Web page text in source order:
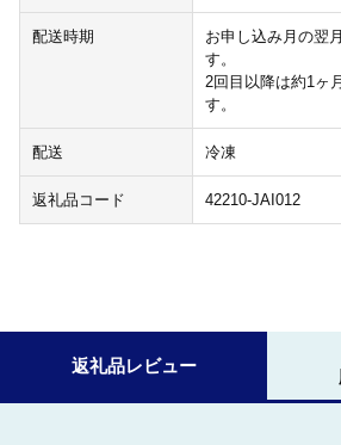
配送時期
お申し込み月の翌
す。
2回目以降は約1ヶ
す。
配送 冷凍
返礼品コード 42210-JAI012
返礼品レビュー